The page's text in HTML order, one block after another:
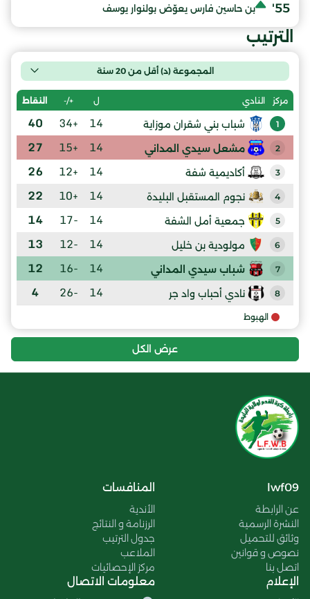
55' بن حاسين فارس يعوّض بولنوار يوسف
الترتيب
المجموعة (د) أقل من 20 سنة
مركز النادي ل +/- النقاط
1 شباب بني شقران موزاية 14
+34
40
2 مشعل سيدي المداني 14
+15
27
3 أكاديمية شفة 14
+12
26
4 نجوم المستقبل البليدة 14
+10
22
5 جمعية أمل الشفة 14
-17
14
6 مولودية بن خليل 14
-12
13
7 شباب سيدي المداني 14
-16
12
8 نادي أحباب واد جر 14
-26
4
الهبوط
عرض الكل
lwf09
عن الرابطة
النشرة الرسمية
وثائق للتحميل
نصوص و قوانين
اتصل بنا
المنافسات
الأندية
الرزنامة و النتائج
جدول الترتيب
الملاعب
مركز الإحصائيات
الإعلام معلومات الاتصال